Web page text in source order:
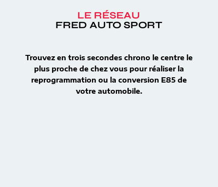
LE RÉSEAU
FRED AUTO SPORT
Trouvez en trois secondes chrono le centre le
plus proche de chez vous pour réaliser la
reprogrammation ou la conversion E85 de
votre automobile.